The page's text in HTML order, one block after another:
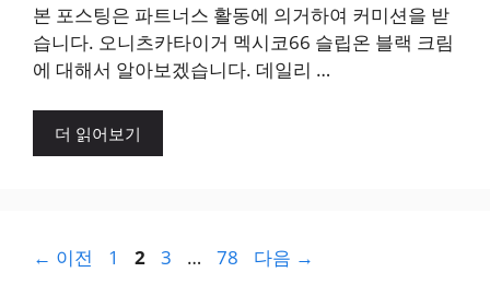
본 포스팅은 파트너스 활동에 의거하여 커미션을 받
습니다. 오니츠카타이거 멕시코66 슬립온 블랙 크림
에 대해서 알아보겠습니다. 데일리 …
더 읽어보기
← 이전
페
1
페
2
페
3 …
페
78 다음 →